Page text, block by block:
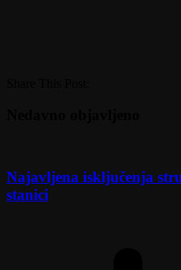
Najavljena isključenja
stanici